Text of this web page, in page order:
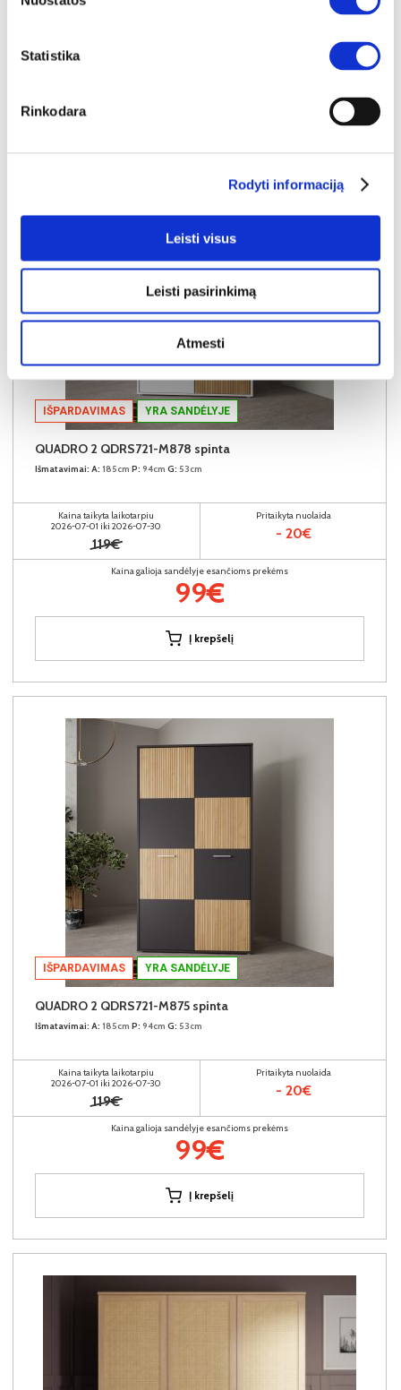
Statistika
Rinkodara
Rodyti informaciją
Leisti visus
Leisti pasirinkimą
Atmesti
IŠPARDAVIMAS YRA SANDĖLYJE
QUADRO 2 QDRS721-M878 spinta
Išmatavimai: A: 185cm P: 94cm G: 53cm
Kaina taikyta laikotarpiu
2026-07-01 iki 2026-07-30
119€
Pritaikyta nuolaida
- 20€
Kaina galioja sandėlyje esančioms prekėms
99€
Į krepšelį
IŠPARDAVIMAS YRA SANDĖLYJE
QUADRO 2 QDRS721-M875 spinta
Išmatavimai: A: 185cm P: 94cm G: 53cm
Kaina taikyta laikotarpiu
2026-07-01 iki 2026-07-30
119€
Pritaikyta nuolaida
- 20€
Kaina galioja sandėlyje esančioms prekėms
99€
Į krepšelį